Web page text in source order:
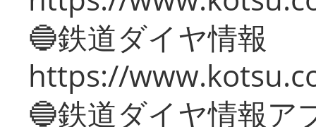
🔵鉄道ダイヤ情報
https://
🔵鉄道ダイヤ情報ア